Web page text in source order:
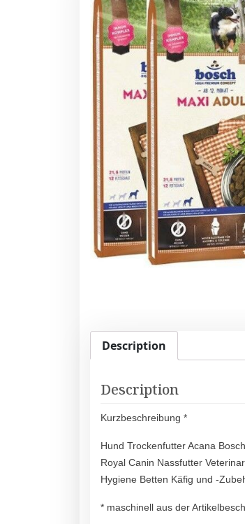
Description
Description
Kurzbeschreibung *
Hund Trockenfutter Acana
Royal Canin Nassfutter
Hygiene Betten Käfig und -
* maschinell aus der